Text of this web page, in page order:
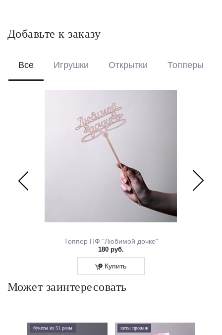
Перевяжем лентой – идеальный минималистичный вариант
Добавьте к заказу
Все Игрушки Открытки Топперы
Топпер ПФ "Любимой дочке"
180 руб.
Купить
Может заинтересовать
букеты из 51 розы хиты продаж